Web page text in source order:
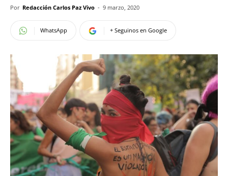
Por Redacción Carlos Paz Vivo - 9 marzo, 2020
WhatsApp + Seguinos en Google